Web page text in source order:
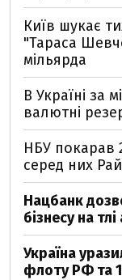
Київ шукає
"Тараса
мільярда
В Україні за
валютні
НБУ покарав
серед них
Нацбанк
бізнесу на
Україна
флоту РФ та